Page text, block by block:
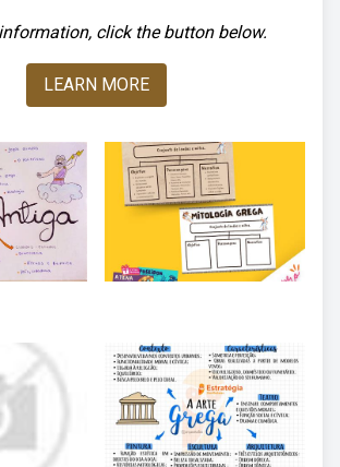
click the button below.
LEARN MORE